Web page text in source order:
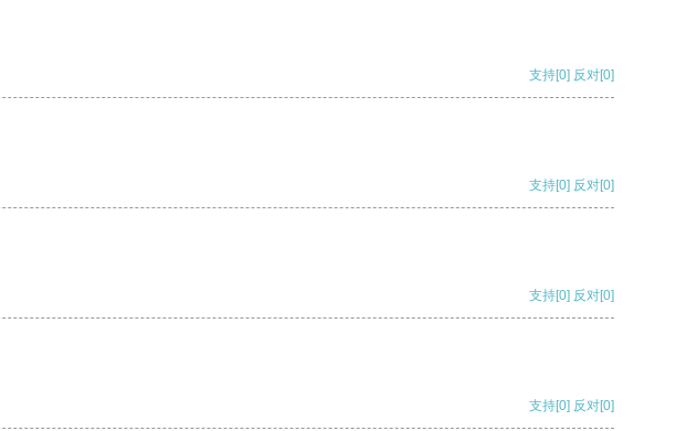
支持[0] 反对[0]
支持[0] 反对[0]
支持[0] 反对[0]
支持[0] 反对[0]